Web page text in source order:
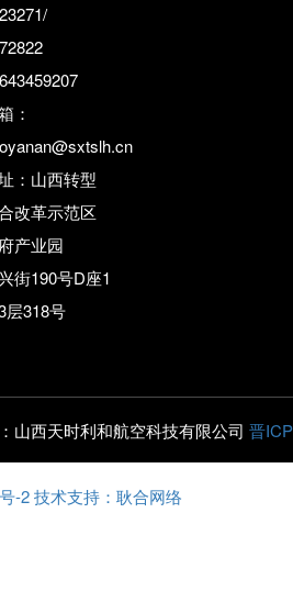
：
：山西转型
改革示范区
产业园
街190号D座1
层318号
山西天时利和航空科技有限公司 晋ICP
-2技术支持：耿合网络